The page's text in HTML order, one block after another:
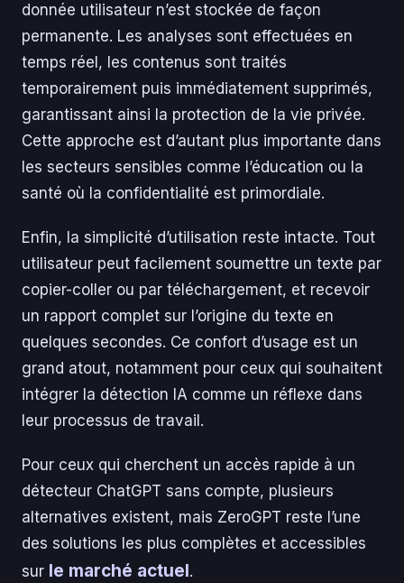
donnée utilisateur n’est stockée de façon
permanente. Les analyses sont effectuées en
temps réel, les contenus sont traités
temporairement puis immédiatement supprimés,
garantissant ainsi la protection de la vie privée.
Cette approche est d’autant plus importante dans
les secteurs sensibles comme l’éducation ou la
santé où la confidentialité est primordiale.
Enfin, la simplicité d’utilisation reste intacte. Tout
utilisateur peut facilement soumettre un texte par
copier-coller ou par téléchargement, et recevoir
un rapport complet sur l’origine du texte en
quelques secondes. Ce confort d’usage est un
grand atout, notamment pour ceux qui souhaitent
intégrer la détection IA comme un réflexe dans
leur processus de travail.
Pour ceux qui cherchent un accès rapide à un
détecteur ChatGPT sans compte, plusieurs
alternatives existent, mais ZeroGPT reste l’une
des solutions les plus complètes et accessibles
sur le marché actuel.